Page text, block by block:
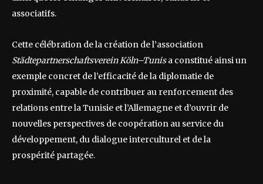
associatifs.
Cette célébration de la création de l’association
Städtepartnerschaftsverein Köln–Tunisa constitué ainsi un
exemple concret de l’efficacité de la diplomatie de
proximité, capable de contribuer au renforcement des
relations entre la Tunisie et l’Allemagne et d’ouvrir de
nouvelles perspectives de coopération au service du
développement, du dialogue interculturel et de la
prospérité partagée.